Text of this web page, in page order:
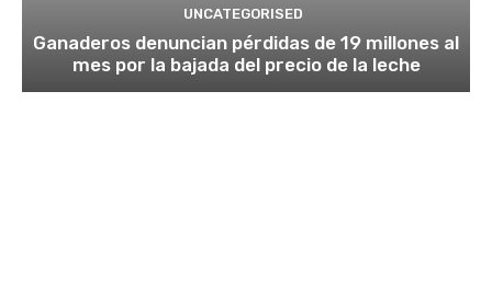
UNCATEGORISED
Ganaderos denuncian pérdidas de 19 millones al
mes por la bajada del precio de la leche